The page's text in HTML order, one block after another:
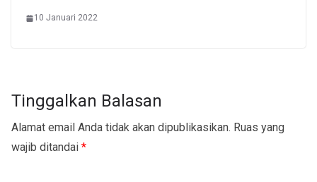
10 Januari 2022
Tinggalkan Balasan
Alamat email Anda tidak akan dipublikasikan. Ruas yang
wajib ditandai *